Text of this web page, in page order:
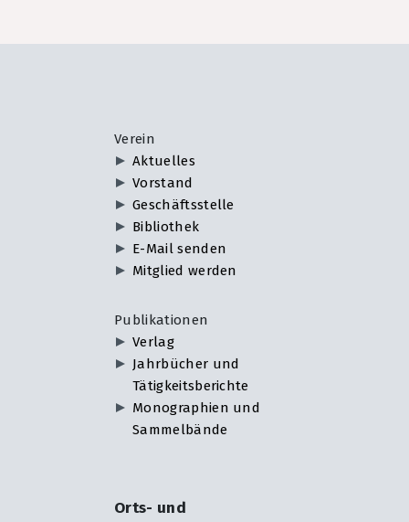
Verein
Aktuelles
Vorstand
Geschäftsstelle
Bibliothek
E-Mail senden
Mitglied werden
Publikationen
Verlag
Jahrbücher und
Tätigkeitsberichte
Monographien und
Sammelbände
Orts- und